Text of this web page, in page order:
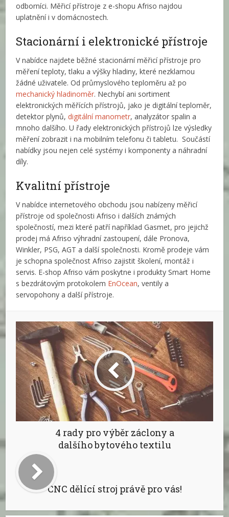
odborníci. Měřicí přístroje z e-shopu Afriso najdou
uplatnění i v domácnostech.
Stacionární i elektronické přístroje
V nabídce najdete běžné stacionární měřicí přístroje pro
měření teploty, tlaku a výšky hladiny, které nezklamou
žádné uživatele. Od průmyslového teploměru až po
mechanický hladinoměr. Nechybí ani sortiment
elektronických měřících přístrojů, jako je digitální teploměr,
detektor plynů,digitální manometr, analyzátor spalin a
mnoho dalšího. U řady elektronických přístrojů lze výsledky
měření zobrazit i na mobilním telefonu či tabletu. Součástí
nabídky jsou nejen celé systémy i komponenty a náhradní
díly.
Kvalitní přístroje
V nabídce internetového obchodu jsou nabízeny měřicí
přístroje od společnosti Afriso i dalších známých
společností, mezi které patří například Gasmet, pro jejichž
prodej má Afriso výhradní zastoupení, dále Pronova,
Winkler, PSG, AGT a další společnosti. Kromě prodeje vám
je schopna společnost Afriso zajistit školení, montáž i
servis. E-shop Afriso vám poskytne i produkty Smart Home
s bezdrátovým protokolem EnOcean, ventily a
servopohony a další přístroje.
4 rady pro výběr záclony a
dalšího bytového textilu
CNC dělící stroj právě pro vás!